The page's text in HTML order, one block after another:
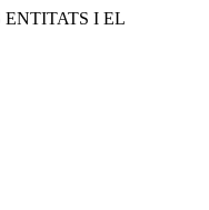
ENTITATS I EL